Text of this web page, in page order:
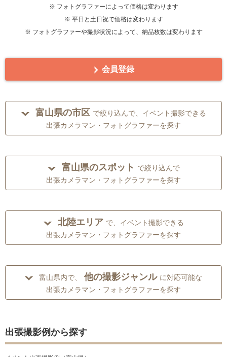
※ フォトグラファーによって価格は変わります
※ 平日と土日祝で価格は変わります
※ フォトグラファーや撮影状況によって、納品枚数は変わります
会員登録
富山県の市区 で絞り込んで、イベント撮影できる
出張カメラマン・フォトグラファーを探す
富山県のスポット で絞り込んで
出張カメラマン・フォトグラファーを探す
北陸エリア で、イベント撮影できる
出張カメラマン・フォトグラファーを探す
富山県内で、 他の撮影ジャンル に対応可能な
出張カメラマン・フォトグラファーを探す
出張撮影例から探す